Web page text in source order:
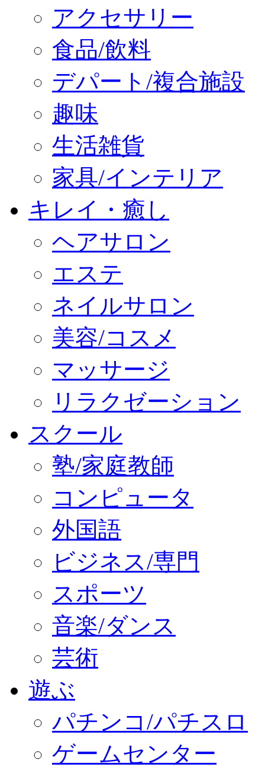
アクセサリー
食品/飲料
デパート/複合施設
趣味
生活雑貨
家具/インテリア
キレイ・癒し
ヘアサロン
エステ
ネイルサロン
美容/コスメ
マッサージ
リラクゼーション
スクール
塾/家庭教師
コンピュータ
外国語
ビジネス/専門
スポーツ
音楽/ダンス
芸術
遊ぶ
パチンコ/パチスロ
ゲームセンター